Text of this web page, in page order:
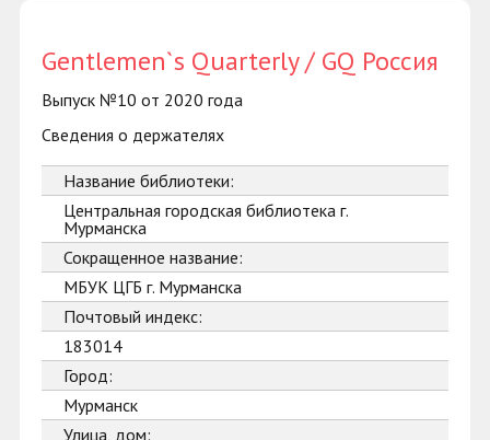
Gentlemen`s Quarterly / GQ Россия
Выпуск №10 от 2020 года
Сведения о держателях
Название библиотеки:
Центральная городская библиотека г.
Мурманска
Сокращенное название:
МБУК ЦГБ г. Мурманска
Почтовый индекс:
183014
Город:
Мурманск
Улица, дом: